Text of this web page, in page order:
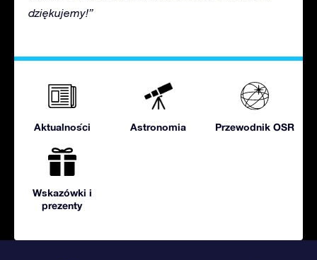
dziękujemy!”
Aktualności Astronomia Przewodnik OSR
Wskazówki i
prezenty